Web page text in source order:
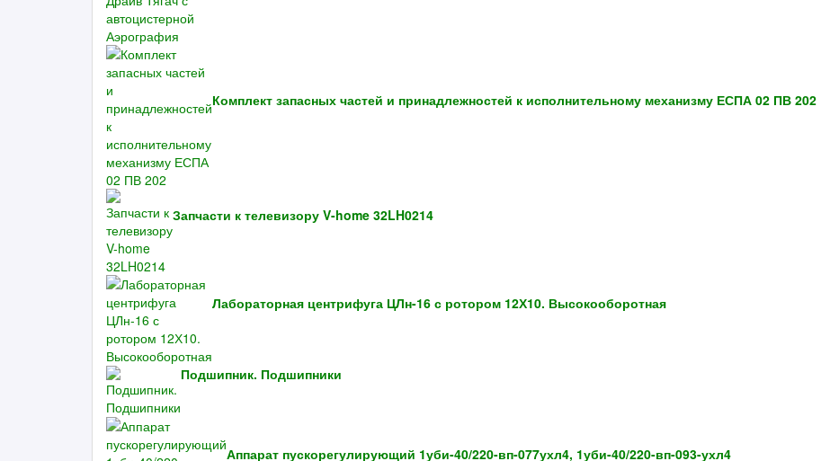
Комплект запасных частей и принадлежностей к исполнительному механизму ЕСПА 02 ПВ 202
Запчасти к телевизору V-home 32LH0214
Лабораторная центрифуга ЦЛн-16 с ротором 12Х10. Высокооборотная
Подшипник. Подшипники
Аппарат пускорегулирующий 1уби-40/220-вп-077ухл4, 1уби-40/220-вп-093-ухл4